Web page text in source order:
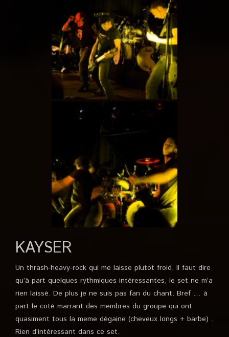
KAYSER
Un thrash-heavy-rock qui me laisse plutot froid. Il faut dire
qu’à part quelques rythmiques intéressantes, le set ne m’a
rien laissé. De plus je ne suis pas fan du chant. Bref … à
part le coté marrant des membres du groupe qui ont
quasiment tous la meme dégaine (cheveux longs + barbe) .
Rien d’intéressant dans ce set.